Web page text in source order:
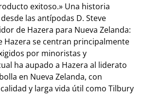
exitoso.» Una historia
las antípodas D. Steve
de Hazera para Nueva Zelanda:
Hazera se centran principalmente
por minoristas y
ha aupado a Hazera al liderato
en Nueva Zelanda, con
y larga vida útil como Tilbury